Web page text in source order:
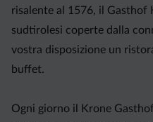
risalente al 1576, il Gasthof
sudtirolesi coperte dalla
vostra disposizione un
buffet.
Ogni giorno il Krone